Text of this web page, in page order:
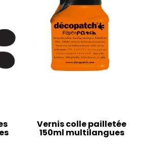
Vernis colle pailletée
150ml multilangues